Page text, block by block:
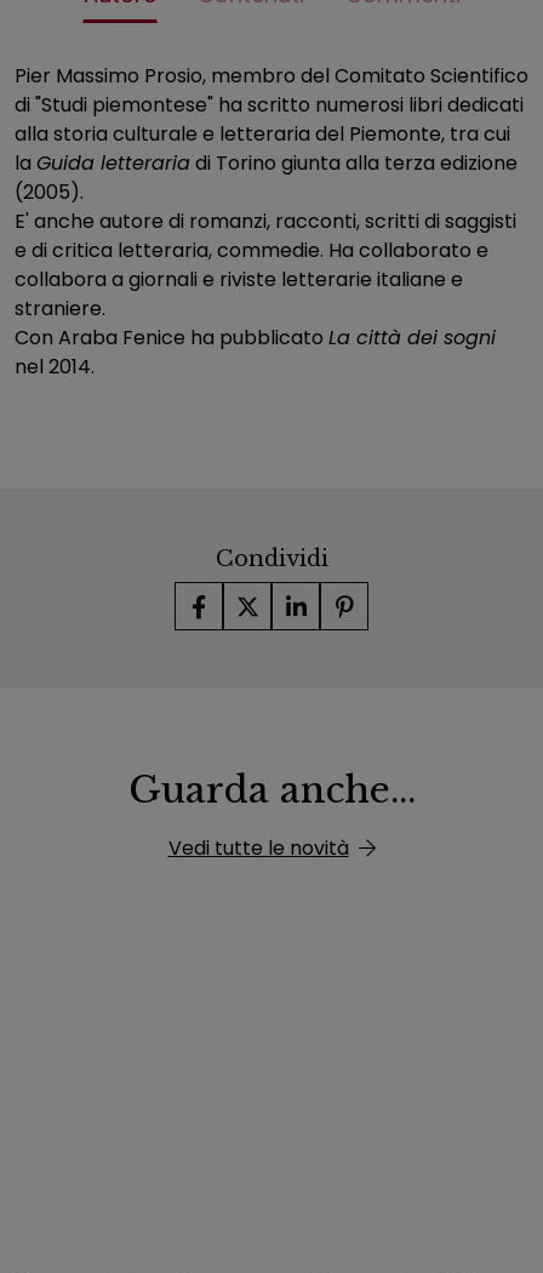
Pier Massimo Prosio, membro del Comitato Scientifico
di "Studi piemontese" ha scritto numerosi libri dedicati
alla storia culturale e letteraria del Piemonte, tra cui
la Guida letterariadi Torino giunta alla terza edizione
(2005).
E' anche autore di romanzi, racconti, scritti di saggisti
e di critica letteraria, commedie. Ha collaborato e
collabora a giornali e riviste letterarie italiane e
straniere.
Con Araba Fenice ha pubblicato La città dei sogni
nel 2014.
Condividi
Guarda anche...
Vedi tutte le novità